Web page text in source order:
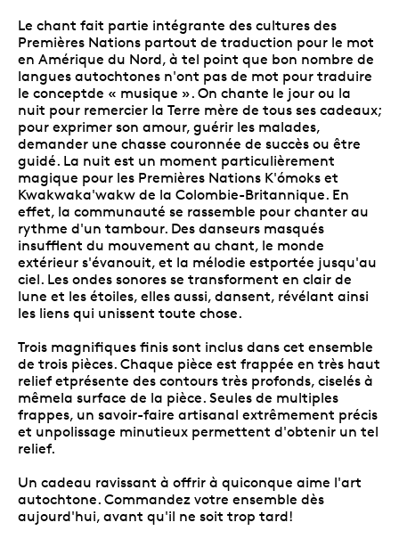
Le chant fait partie intégrante des cultures des
Premières Nations partout de traduction pour le mot
en Amérique du Nord, à tel point que bon nombre de
langues autochtones n'ont pas de mot pour traduire
le conceptde « musique ». On chante le jour ou la
nuit pour remercier la Terre mère de tous ses cadeaux;
pour exprimer son amour, guérir les malades,
demander une chasse couronnée de succès ou être
guidé. La nuit est un moment particulièrement
magique pour les Premières Nations K'ómoks et
Kwakwaka'wakw de la Colombie-Britannique. En
effet, la communauté se rassemble pour chanter au
rythme d'un tambour. Des danseurs masqués
insufflent du mouvement au chant, le monde
extérieur s'évanouit, et la mélodie estportée jusqu'au
ciel. Les ondes sonores se transforment en clair de
lune et les étoiles, elles aussi, dansent, révélant ainsi
les liens qui unissent toute chose.
Trois magnifiques finis sont inclus dans cet ensemble
de trois pièces. Chaque pièce est frappée en très haut
relief etprésente des contours très profonds, ciselés à
mêmela surface de la pièce. Seules de multiples
frappes, un savoir-faire artisanal extrêmement précis
et unpolissage minutieux permettent d'obtenir un tel
relief.
Un cadeau ravissant à offrir à quiconque aime l'art
autochtone. Commandez votre ensemble dès
aujourd'hui, avant qu'il ne soit trop tard!